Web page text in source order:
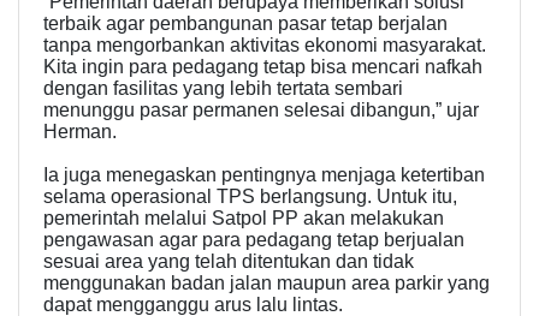
terbaik agar pembangunan pasar tetap berjalan
tanpa mengorbankan aktivitas ekonomi masyarakat.
Kita ingin para pedagang tetap bisa mencari nafkah
dengan fasilitas yang lebih tertata sembari
menunggu pasar permanen selesai dibangun,” ujar
Herman.
Ia juga menegaskan pentingnya menjaga ketertiban
selama operasional TPS berlangsung. Untuk itu,
pemerintah melalui Satpol PP akan melakukan
pengawasan agar para pedagang tetap berjualan
sesuai area yang telah ditentukan dan tidak
menggunakan badan jalan maupun area parkir yang
dapat mengganggu arus lalu lintas.